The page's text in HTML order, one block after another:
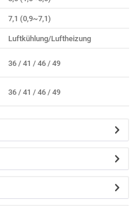
7,1 (0,9~7,1)
Luftkühlung/Luftheizung
36 / 41 / 46 / 49
36 / 41 / 46 / 49